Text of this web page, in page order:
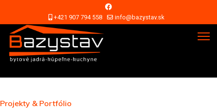
+421 907 794 558 info@bazystav.sk
Projekty & Portfólio